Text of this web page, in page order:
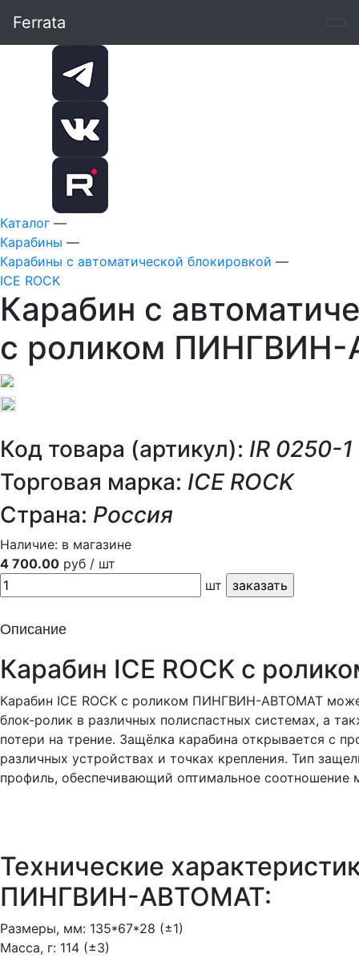
Ferrata
Каталог —
Карабины —
Карабины с автоматической блокировкой —
ICE ROCK
Карабин с
с роликом
Код товара (артикул): IR 0250-1
Торговая марка: ICE ROCK
Страна: Россия
Наличие: в магазине
4 700.00 руб / шт
шт
Описание
Карабин ICE ROCK с
Карабин ICE ROCK с роликом ПИНГВИН-АВТОМАТ
блок-ролик в различных полиспастных системах, а
потери на трение. Защёлка карабина открывается с
различных устройствах и точках крепления. Тип
профиль, обеспечивающий оптимальное соотношение
Технические
ПИНГВИН-АВТОМАТ:
Размеры, мм: 135*67*28 (±1)
Масса, г: 114 (±3)